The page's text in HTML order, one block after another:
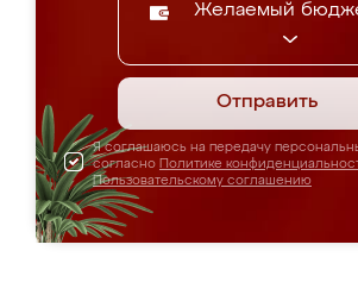
Желаемый
Отправить
Я соглашаюсь на передачу
согласно Политике
Пользовательскому соглашению